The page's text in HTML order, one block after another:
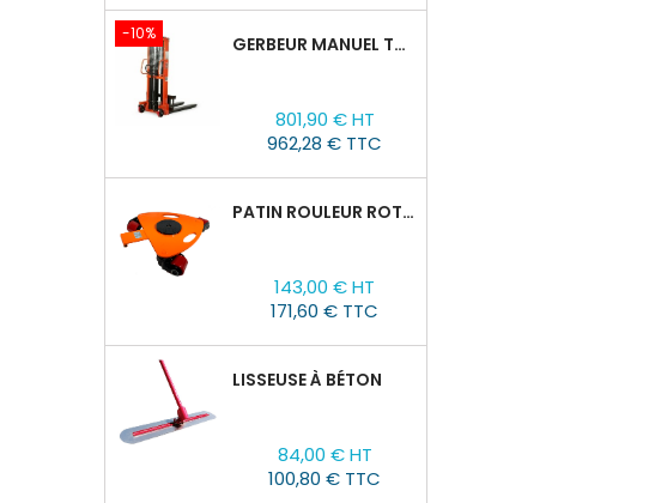
-10% GERBEUR MANUEL TOR CTY-EH 1,5T/1,6M FOURCHES RÉGLABLES 320-770 MM
base
801,90 € HT
962,28 € TTC
PATIN ROULEUR ROTATIVE WCRP-5, CAPACITÉ DE CHARGE 4T
143,00 € HT
171,60 € TTC
LISSEUSE À BÉTON
84,00 € HT
100,80 € TTC